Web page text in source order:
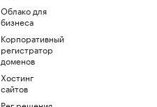
Облако для
бизнеса
Корпоративный
регистратор
доменов
Хостинг
сайтов